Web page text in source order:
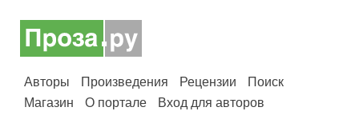
Авторы Произведения Рецензии
Поиск
Магазин
О портале Вход для авторов